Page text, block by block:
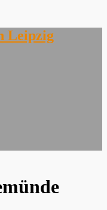
Leipzig